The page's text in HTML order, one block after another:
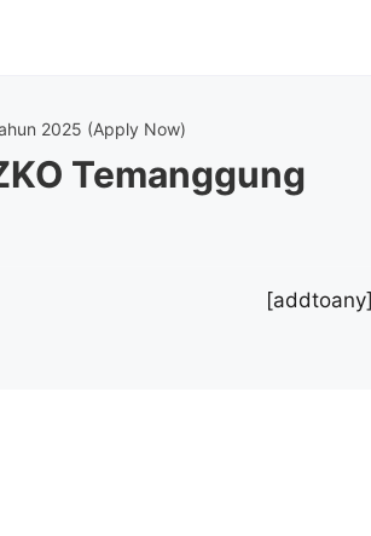
2025 (Apply Now)
Temanggung
[addtoany]